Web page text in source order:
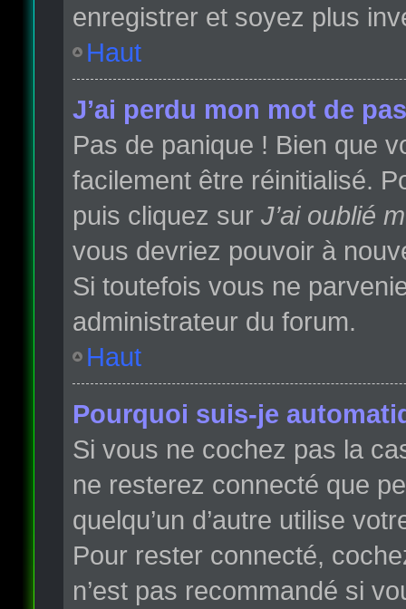
enregistrer et soyez plus
Haut
J’ai perdu mon mot de
Pas de panique ! Bien que
facilement être réinitialisé.
puis cliquez sur J’ai oublié
vous devriez pouvoir à
Si toutefois vous ne
administrateur du forum.
Haut
Pourquoi suis-je
Si vous ne cochez pas la
ne resterez connecté que
quelqu’un d’autre utilise
Pour rester connecté,
n’est pas recommandé si